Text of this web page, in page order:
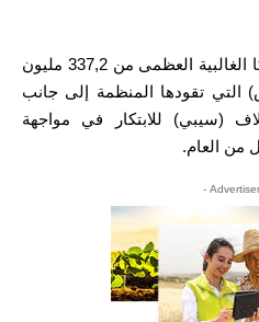
وتشكل جرعات لقاح أسترازينيكا الغالبية العظمى من 337,2 مليون
التي تقودها المنظمة إلى جانب
(سيبي) للابتكار في مواجهة
من العام.